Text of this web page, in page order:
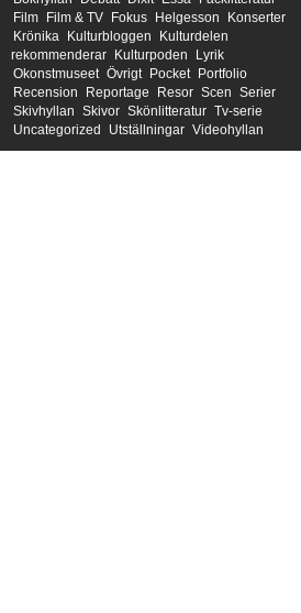
Film
Film & TV Fokus Helgesson
Konserter
Krönika
Kulturbloggen
Kulturdelen
rekommenderar
Kulturpoden
Lyrik
Okonstmuseet Övrigt Pocket
Portfolio
Recension
Reportage Resor Scen Serier
Skivhyllan Skivor Skönlitteratur Tv-serie
Uncategorized
Utställningar Videohyllan